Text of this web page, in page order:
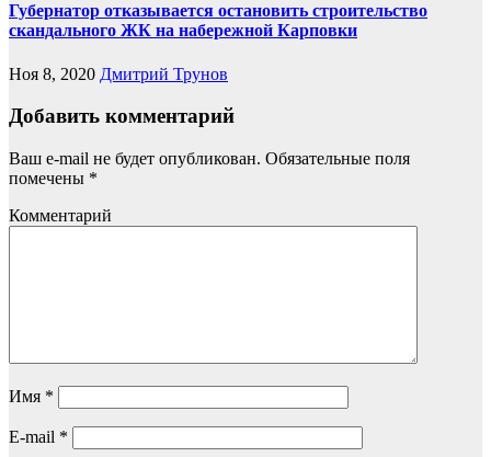
Губернатор отказывается остановить строительство
скандального ЖК на набережной Карповки
Ноя 8, 2020 Дмитрий Трунов
Добавить комментарий
Ваш e-mail не будет опубликован. Обязательные поля
помечены *
Комментарий
Имя *
E-mail *